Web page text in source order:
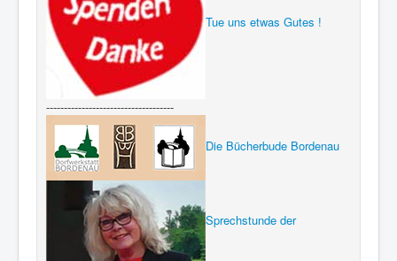
Tue uns etwas Gutes !
------------------------------------
Die Bücherbude Bordenau
Sprechstunde der